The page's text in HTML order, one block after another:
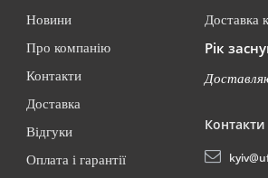
Новини
Про компанію
Контакти
Доставка
Відгуки
Оплата і гарантії
Доставка
Рік
Контакти